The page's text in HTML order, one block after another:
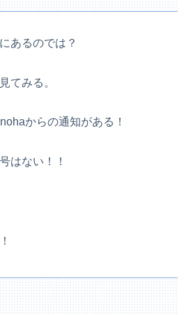
あるのでは？
てみる。
からの通知がある！
はない！！